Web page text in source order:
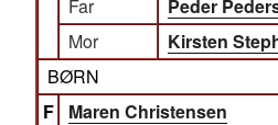
Far
Peder
Mor
Kirsten
BØRN
F
Maren Christensen